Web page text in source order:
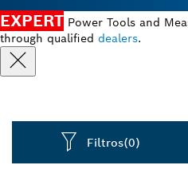
EXPERT Power Tools and
through qualified dealers.
Filtros(0)